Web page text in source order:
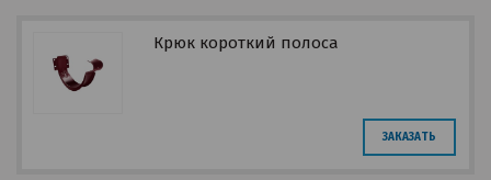
Крюк короткий полоса
ЗАКАЗАТЬ